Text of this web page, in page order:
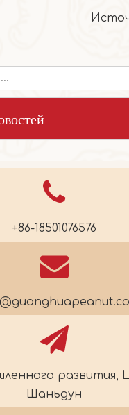
+86-18501076576
развития,
Шаньдун